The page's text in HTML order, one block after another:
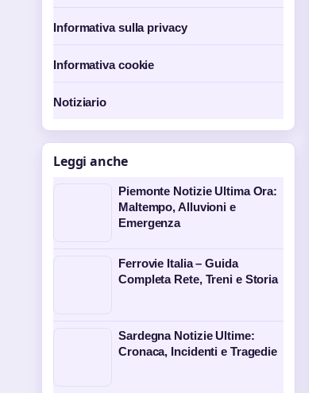
Informativa sulla privacy
Informativa cookie
Notiziario
Leggi anche
Piemonte Notizie Ultima Ora:
Maltempo, Alluvioni e
Emergenza
Ferrovie Italia – Guida
Completa Rete, Treni e Storia
Sardegna Notizie Ultime:
Cronaca, Incidenti e Tragedie